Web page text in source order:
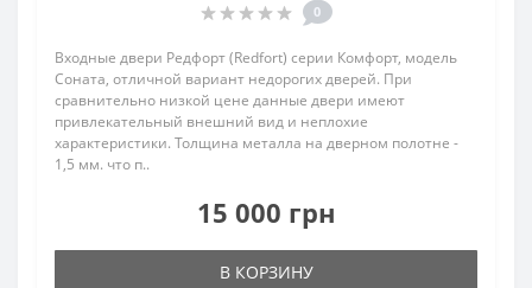
0
Входные двери Редфорт (Redfort) серии Комфорт, модель
Соната, отличной вариант недорогих дверей. При
сравнительно низкой цене данные двери имеют
привлекательный внешний вид и неплохие
характеристики. Толщина металла на дверном полотне -
1,5 мм. что п..
15 000 грн
В КОРЗИНУ